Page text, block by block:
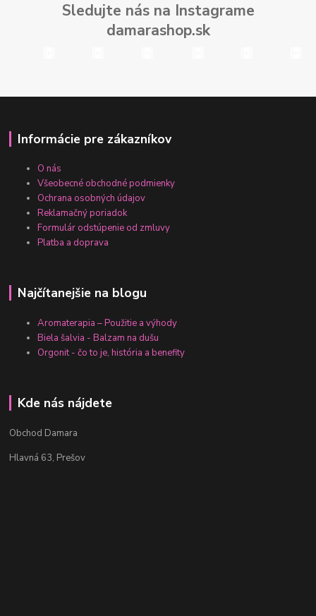
Sledujte nás na Instagrame
damarashop.sk
Informácie pre zákazníkov
O nás
Všeobecné obchodné podmienky
Ochrana osobných údajov
Reklamačný poriadok
Formulár odstúpenie od zmluvy
Platba a doprava
Najčítanejšie na blogu
Aromaterapia – Použitie a výhody
Biela šalvia - Balzam na dušu
Orgonit - čo to je, história a benefity
Kde nás nájdete
Obchod Damara
Hlavná 63, Prešov